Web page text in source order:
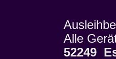
Alle
52249